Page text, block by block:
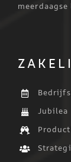
Jubilea